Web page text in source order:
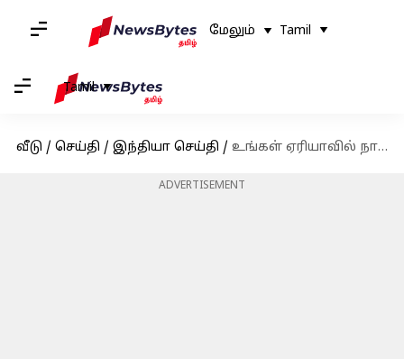
மேலும் Tamil
Tamil
வீடு / செய்தி / இந்தியா செய்தி / உங்கள் ஏரியாவில் நாளை (அக்டோபர் 7) மின்தடை இருக்கிறதா என தெரிந்துகொள்ளுங்கள்
ADVERTISEMENT